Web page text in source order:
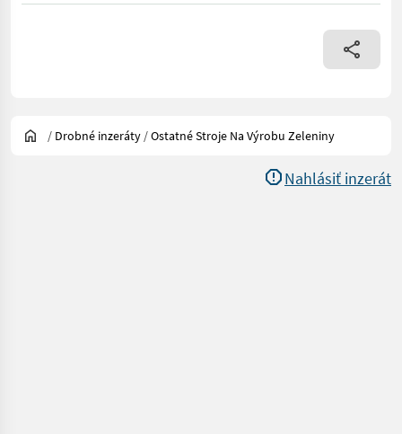
/ Drobné inzeráty /Ostatné Stroje Na Výrobu Zeleniny
Nahlásiť inzerát